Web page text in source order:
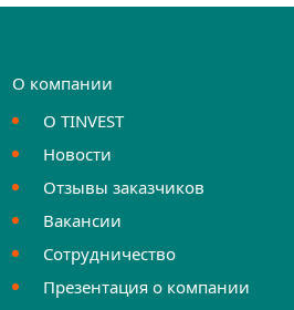
О компании
О TINVEST
Новости
Отзывы заказчиков
Вакансии
Сотрудничество
Презентация о компании